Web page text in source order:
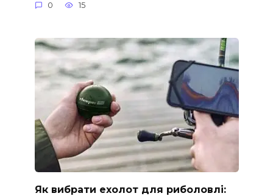
0 15
Як вибрати ехолот для риболовлі: